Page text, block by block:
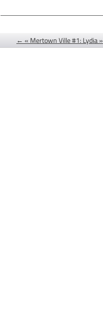
← « Mertown Ville #1: Lydia »